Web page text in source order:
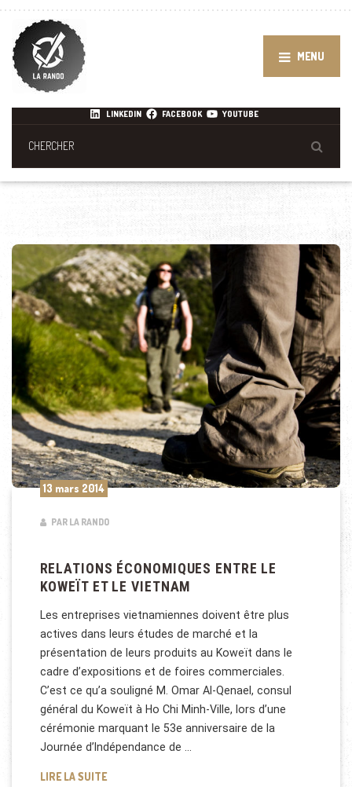
MENU
LINKEDIN FACEBOOK YOUTUBE
13 mars 2014
PAR LA RANDO
RELATIONS ÉCONOMIQUES ENTRE LE
KOWEÏT ET LE VIETNAM
Les entreprises vietnamiennes doivent être plus
actives dans leurs études de marché et la
présentation de leurs produits au Koweït dans le
cadre d’expositions et de foires commerciales.
C’est ce qu’a souligné M. Omar Al-Qenael, consul
général du Koweït à Ho Chi Minh-Ville, lors d’une
cérémonie marquant le 53e anniversaire de la
Journée d’Indépendance de …
LIRE LA SUITERELATIONS ÉCONOMIQUES ENTRE LE KOWEÏT ET